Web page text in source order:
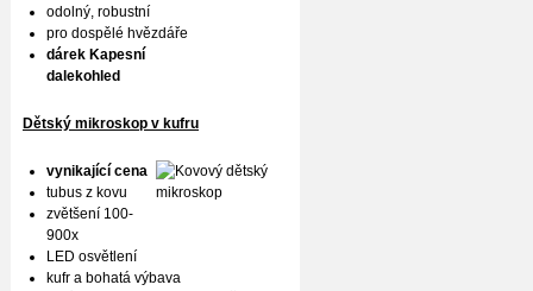
odolný, robustní
pro dospělé hvězdáře
dárek Kapesní
dalekohled
Dětský mikroskop v kufru
vynikající cena
tubus z kovu
zvětšení 100-
900x
LED osvětlení
kufr a bohatá výbava